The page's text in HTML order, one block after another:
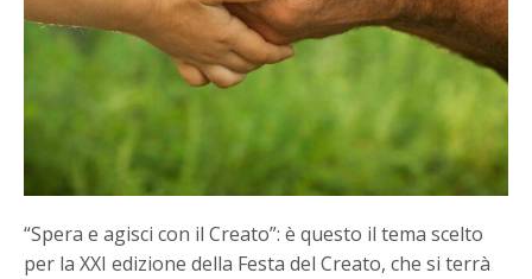
“Spera e agisci con il Creato”: è questo il tema scelto
per la XXI edizione della Festa del Creato, che si terrà